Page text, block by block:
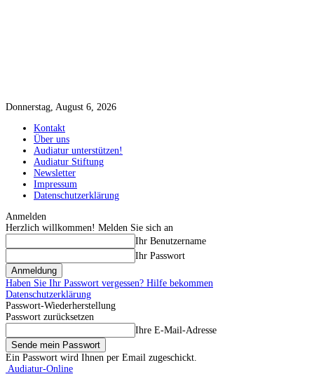
Donnerstag, August 6, 2026
Kontakt
Über uns
Audiatur unterstützen!
Audiatur Stiftung
Newsletter
Impressum
Datenschutzerklärung
Anmelden
Herzlich willkommen! Melden Sie sich an
Ihr Benutzername
Ihr Passwort
Haben Sie Ihr Passwort vergessen? Hilfe bekommen
Datenschutzerklärung
Passwort-Wiederherstellung
Passwort zurücksetzen
Ihre E-Mail-Adresse
Ein Passwort wird Ihnen per Email zugeschickt.
Audiatur-Online